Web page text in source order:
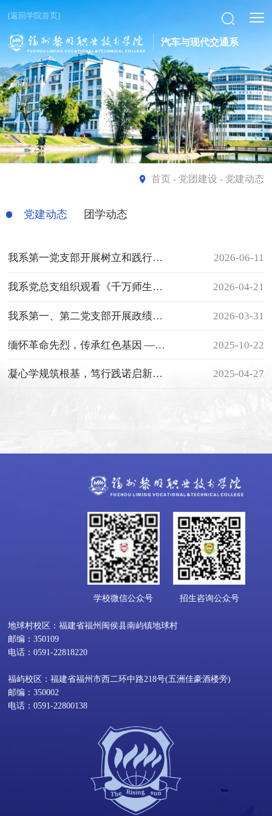
[返回学院首页]
汽车与现代交通系
首页- 党团建设 - 党建动态
党建动态 团学动态
我系第一党支部开展树立和践行正确政绩观专题学习会 2026-06-11
我系党总支组织观看《千万师生同上一堂国家安全教育课》 2026-04-21
我系第一、第二党支部开展政绩观学习教育动员会暨主题教育学习会 2026-03-31
缅怀革命先烈，传承红色基因 ——我系党总支组织参观吴石故居活动 2025-10-22
凝心学规筑根基，笃行践诺启新程——我系党总支开展中央八项规定精神 2025-04-27
学校微信公众号 招生咨询公众号
地球村校区：福建省福州闽侯县南屿镇地球村
邮编：350109
电话：0591-22818220
福屿校区：福建省福州市西二环中路218号(五洲佳豪酒楼旁)
邮编：350002
电话：0591-22800138